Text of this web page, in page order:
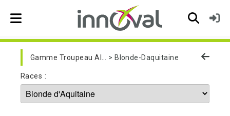
Skip to main navigation
Blonde-Daquitaine
Races :